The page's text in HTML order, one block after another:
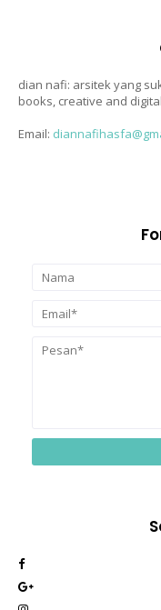
dian nafi: arsitek yang
books, creative and
Email: